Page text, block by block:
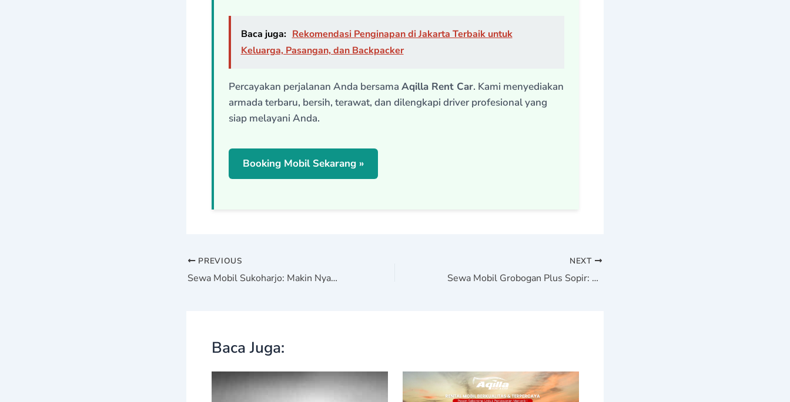
Baca juga: Rekomendasi Penginapan di Jakarta Terbaik untuk
Keluarga, Pasangan, dan Backpacker
Percayakan perjalanan Anda bersama Aqilla Rent Car. Kami menyediakan
armada terbaru, bersih, terawat, dan dilengkapi driver profesional yang
siap melayani Anda.
Booking Mobil Sekarang »
PREVIOUS
Sewa Mobil Sukoharjo: Makin Nyaman dengan Sopir Terpercaya
NEXT
Sewa Mobil Grobogan Plus Sopir: Perjalanan Nyaman & Aman
Baca Juga: